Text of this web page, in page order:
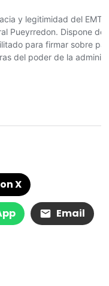
X
Email